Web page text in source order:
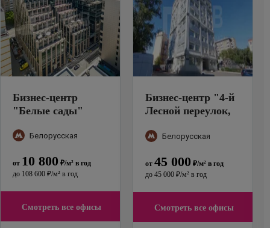
Бизнес-центр
"Белые сады"
Белорусская
от 10 800 ₽/м² в год
до 108 600 ₽/м² в год
Смотреть все офисы
Бизнес-центр "4-й
Лесной переулок,
Белорусская
от 45 000 ₽/м² в год
до 45 000 ₽/м² в год
Смотреть все офисы